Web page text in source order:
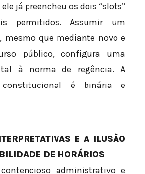
já preencheu os dois “slots”
permitidos. Assumir um
mesmo que mediante novo e
público, configura uma
à norma de regência. A
constitucional é binária e
E A ILUSÃO
DE HORÁRIOS
administrativo e